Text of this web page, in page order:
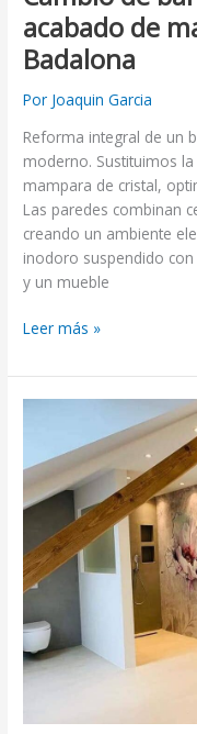
acabado de
Badalona
Por Joaquin Garcia
Reforma integral de un
moderno. Sustituimos
mampara de cristal,
Las paredes combinan
creando un ambiente
inodoro suspendido
y un mueble
Leer más »
plato
de
ducha
obra
y
reforma
completa
de
baño